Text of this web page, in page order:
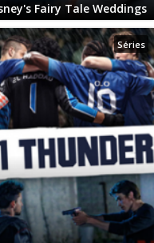
Fairy Tale Weddings
Séries